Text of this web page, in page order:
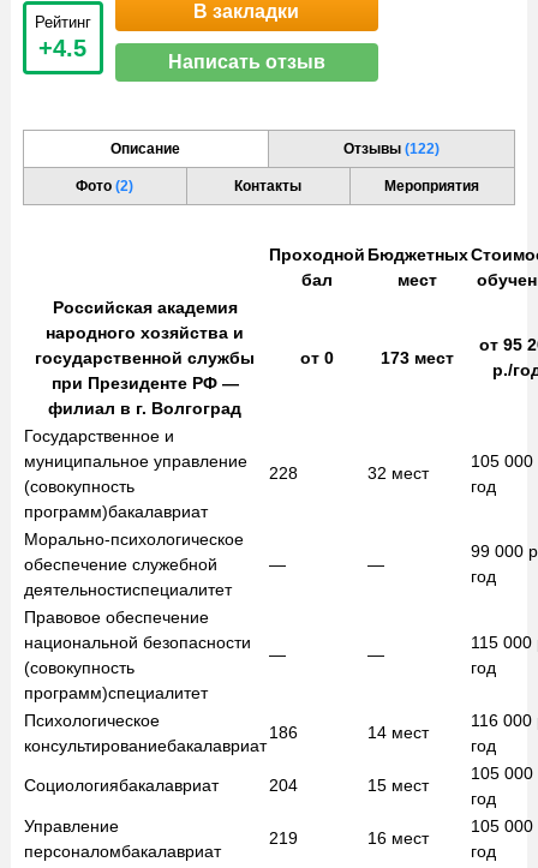
Рейтинг
+4.5
В закладки
Написать отзыв
Описание Отзывы (122)
Фото(2) Контакты Мероприятия
Проходной
бал
Бюджетных
мест
Российская академия
народного хозяйства и
государственной службы
при Президенте РФ —
филиал в г. Волгоград
от0 173 мест
от95
р./
Государственное и
муниципальное управление
(совокупность
программ)бакалавриат
228 32 мест
105 000
год
Морально-психологическое
обеспечение служебной
деятельностиспециалитет
— —
99 000
год
Правовое обеспечение
национальной безопасности
(совокупность
программ)специалитет
— —
115 000
год
Психологическое
консультированиебакалавриат
186 14 мест
116 000
год
Социологиябакалавриат 204 15 мест
105 000
год
Управление
персоналомбакалавриат
219 16 мест
105 000
год